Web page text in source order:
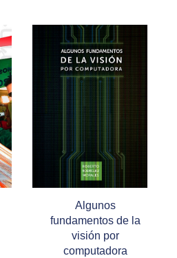
Algunos
fundamentos de la
visión por
computadora